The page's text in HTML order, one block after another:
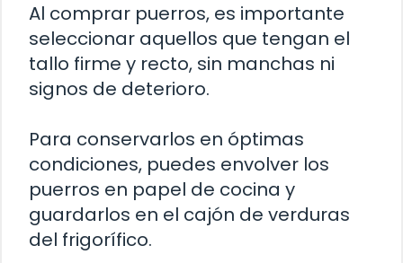
Al comprar puerros, es importante
seleccionar aquellos que tengan el
tallo firme y recto, sin manchas ni
signos de deterioro.
Para conservarlos en óptimas
condiciones, puedes envolver los
puerros en papel de cocina y
guardarlos en el cajón de verduras
del frigorífico.